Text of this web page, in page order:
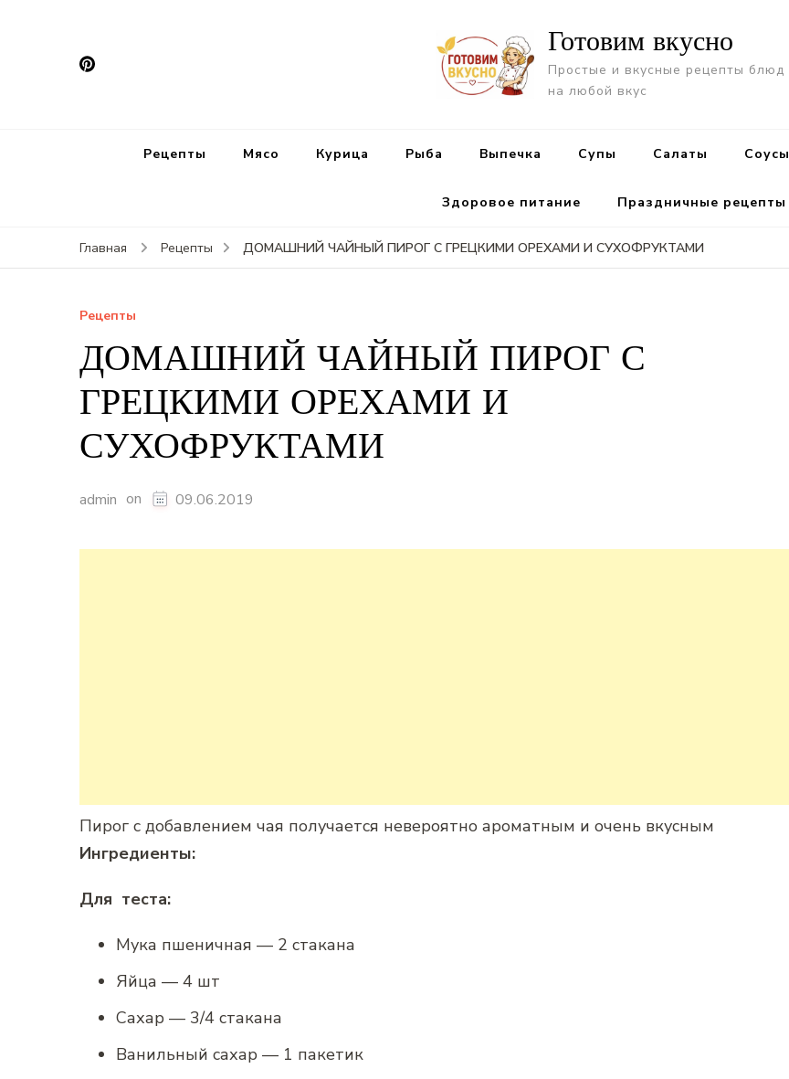
Готовим вкусно
Простые и вкусные рецепты блюд
на любой вкус
Рецепты Мясо Курица Рыба Выпечка Супы Салаты Cоусы
Здоровое питание Праздничные рецепты
Главная Рецепты ДОМАШНИЙ ЧАЙНЫЙ ПИРОГ С ГРЕЦКИМИ ОРЕХАМИ И СУХОФРУКТАМИ
Рецепты
ДОМАШНИЙ ЧАЙНЫЙ ПИРОГ С
ГРЕЦКИМИ ОРЕХАМИ И
СУХОФРУКТАМИ
admin on 09.06.2019
Пирог с добавлением чая получается невероятно ароматным и очень вкусным
Ингредиенты:
Для теста:
Мука пшеничная — 2 стакана
Яйца — 4 шт
Сахар — 3/4 стакана
Ванильный сахар — 1 пакетик